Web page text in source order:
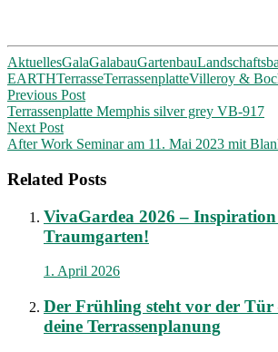
AktuellesGalaGalabauGartenbau
EARTHTerrasseTerrassenplatteVilleroy &
Post
navigation
Previous Post
Terrassenplatte Memphis silver grey VB-917
Next Post
After Work Seminar am 11. Mai 2023 mit
Related Posts
VivaGardea 2026 –
Traumgarten!
1. April 2026
Der Frühling steht vor der Tür
deine Terrassenplanung